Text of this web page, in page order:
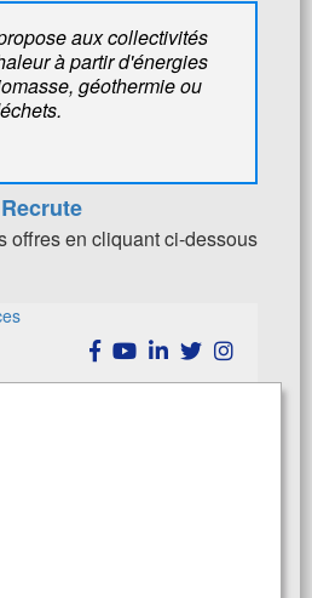
aux collectivités
à partir d'énergies
géothermie ou
Recrute
offres en cliquant ci-dessous